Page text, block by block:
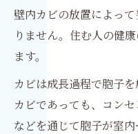
壁内カビの放置によっ
りません。住む人の健
ます。
カビは成長過程で胞子
カビであっても、コン
などを通じて胞子が室内